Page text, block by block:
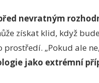
nevratným
získat klid, když
„Pokud ale
jako extrémní